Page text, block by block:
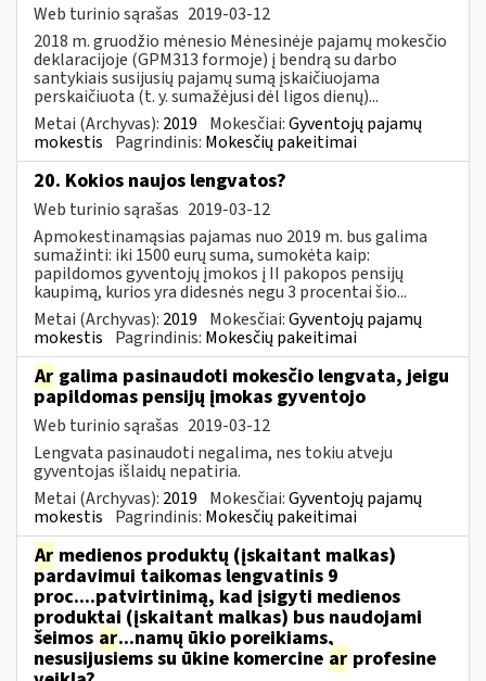
Web turinio sąrašas 2019-03-12
2018 m. gruodžio mėnesio Mėnesinėje pajamų mokesčio
deklaracijoje (GPM313 formoje) į bendrą su darbo
santykiais susijusių pajamų sumą įskaičiuojama
perskaičiuota (t. y. sumažėjusi dėl ligos dienų)...
Metai (Archyvas): 2019 Mokesčiai:Gyventojų pajamų
mokestis Pagrindinis: Mokesčių pakeitimai
20. Kokios naujos lengvatos?
Web turinio sąrašas 2019-03-12
Apmokestinamąsias pajamas nuo 2019 m. bus galima
sumažinti: iki 1500 eurų suma, sumokėta kaip:
papildomos gyventojų įmokos į II pakopos pensijų
kaupimą, kurios yra didesnės negu 3 procentai šio...
Metai (Archyvas): 2019 Mokesčiai:Gyventojų pajamų
mokestis Pagrindinis: Mokesčių pakeitimai
Ar galima pasinaudoti mokesčio lengvata, jeigu
papildomas pensijų įmokas gyventojo
Web turinio sąrašas 2019-03-12
Lengvata pasinaudoti negalima, nes tokiu atveju
gyventojas išlaidų nepatiria.
Metai (Archyvas): 2019 Mokesčiai:Gyventojų pajamų
mokestis Pagrindinis: Mokesčių pakeitimai
Ar medienos produktų (įskaitant malkas)
pardavimui taikomas lengvatinis 9
proc....patvirtinimą, kad įsigyti medienos
produktai (įskaitant malkas) bus naudojami
šeimos ar...namų ūkio poreikiams,
nesusijusiems su ūkine komercine ar profesine